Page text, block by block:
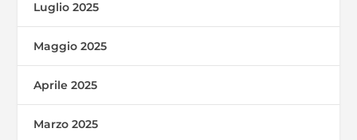
Luglio 2025
Maggio 2025
Aprile 2025
Marzo 2025